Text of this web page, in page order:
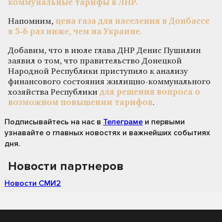
коммунальные тарифы в ЛНР.
Напомним, цена газа для населения в Донбассе
в 5-6 раз ниже, чем на Украине.
Добавим, что в июле глава ДНР Денис Пушилин
заявил о том, что правительство Донецкой
Народной Республики приступило к анализу
финансового состояния жилищно-коммунального
хозяйства Республики для решения вопроса о
возможном повышении тарифов.
Подписывайтесь на нас в Телеграме и первыми
узнавайте о главных новостях и важнейших событиях
дня.
Новости партнеров
Новости СМИ2